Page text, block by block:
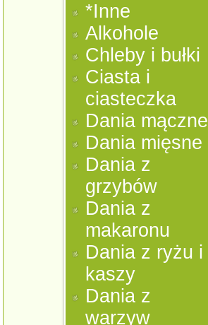
*Inne
Alkohole
Chleby i bułki
Ciasta i
ciasteczka
Dania mączne
Dania mięsne
Dania z
grzybów
Dania z
makaronu
Dania z ryżu i
kaszy
Dania z
warzyw